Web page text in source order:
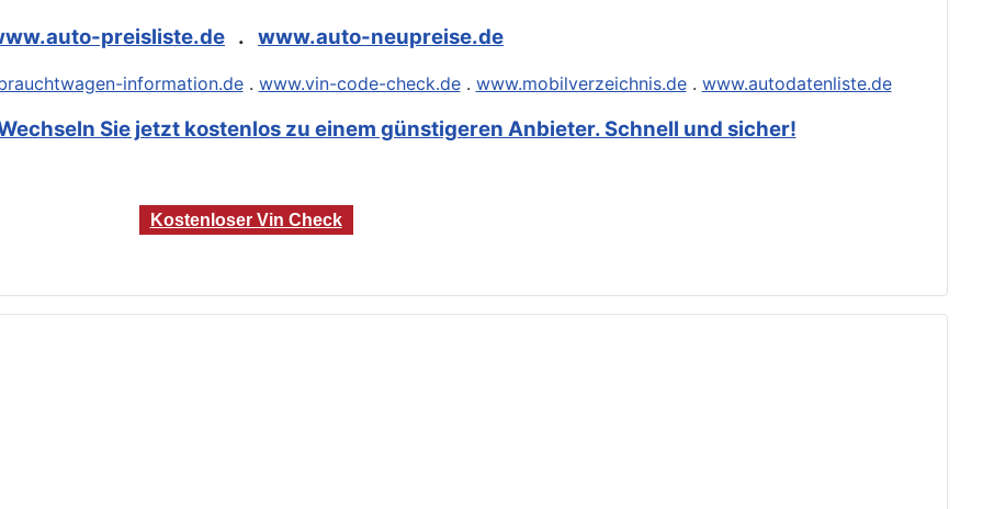
preisliste.de . www.auto-neupreise.de
information.de. www.vin-code-check.de. www.mobilverzeichnis.de. www.autodatenliste.de
Sie jetzt kostenlos zu einem günstigeren Anbieter. Schnell und sicher!
Kostenloser Vin Check